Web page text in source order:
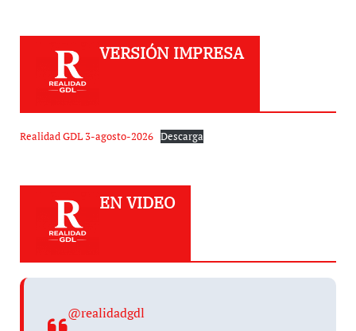
VERSIÓN IMPRESA
Realidad GDL 3-agosto-2026 Descarga
EN VIDEO
@realidadgdl